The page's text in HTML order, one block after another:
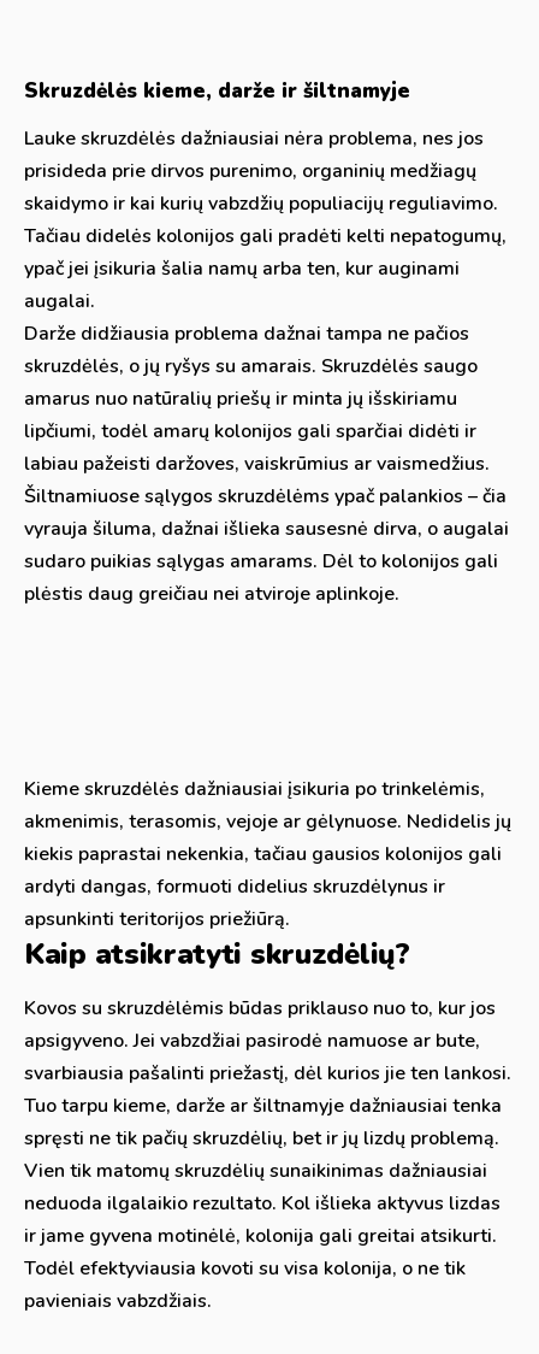
Skruzdėlės kieme, darže ir šiltnamyje
Lauke skruzdėlės dažniausiai nėra problema, nes jos
prisideda prie dirvos purenimo, organinių medžiagų
skaidymo ir kai kurių vabzdžių populiacijų reguliavimo.
Tačiau didelės kolonijos gali pradėti kelti nepatogumų,
ypač jei įsikuria šalia namų arba ten, kur auginami
augalai.
Darže didžiausia problema dažnai tampa ne pačios
skruzdėlės, o jų ryšys su amarais. Skruzdėlės saugo
amarus nuo natūralių priešų ir minta jų išskiriamu
lipčiumi, todėl amarų kolonijos gali sparčiai didėti ir
labiau pažeisti daržoves, vaiskrūmius ar vaismedžius.
Šiltnamiuose sąlygos skruzdėlėms ypač palankios – čia
vyrauja šiluma, dažnai išlieka sausesnė dirva, o augalai
sudaro puikias sąlygas amarams. Dėl to kolonijos gali
plėstis daug greičiau nei atviroje aplinkoje.
Kieme skruzdėlės dažniausiai įsikuria po trinkelėmis,
akmenimis, terasomis, vejoje ar gėlynuose. Nedidelis jų
kiekis paprastai nekenkia, tačiau gausios kolonijos gali
ardyti dangas, formuoti didelius skruzdėlynus ir
apsunkinti teritorijos priežiūrą.
Kaip atsikratyti skruzdėlių?
Kovos su skruzdėlėmis būdas priklauso nuo to, kur jos
apsigyveno. Jei vabzdžiai pasirodė namuose ar bute,
svarbiausia pašalinti priežastį, dėl kurios jie ten lankosi.
Tuo tarpu kieme, darže ar šiltnamyje dažniausiai tenka
spręsti ne tik pačių skruzdėlių, bet ir jų lizdų problemą.
Vien tik matomų skruzdėlių sunaikinimas dažniausiai
neduoda ilgalaikio rezultato. Kol išlieka aktyvus lizdas
ir jame gyvena motinėlė, kolonija gali greitai atsikurti.
Todėl efektyviausia kovoti su visa kolonija, o ne tik
pavieniais vabzdžiais.